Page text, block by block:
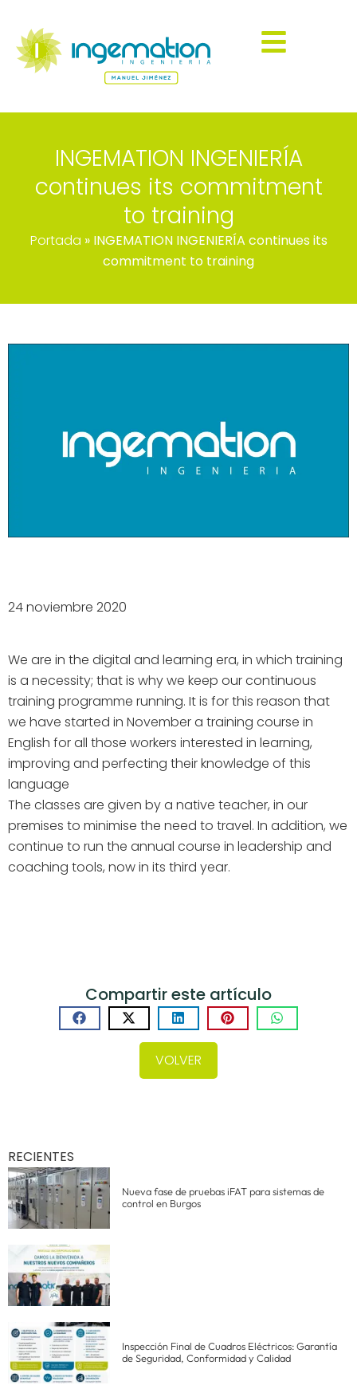
INGEMATION INGENIERÍA
continues its commitment
to training
Portada » INGEMATION INGENIERÍA continues its
commitment to training
24 noviembre 2020
We are in the digital and learning era, in which training
is a necessity; that is why we keep our continuous
training programme running. It is for this reason that
we have started in November a training course in
English for all those workers interested in learning,
improving and perfecting their knowledge of this
language
The classes are given by a native teacher, in our
premises to minimise the need to travel. In addition, we
continue to run the annual course in leadership and
coaching tools, now in its third year.
Compartir este artículo
VOLVER
RECIENTES
Nueva fase de pruebas iFAT para sistemas de
control en Burgos
Inspección Final de Cuadros Eléctricos: Garantía
de Seguridad, Conformidad y Calidad